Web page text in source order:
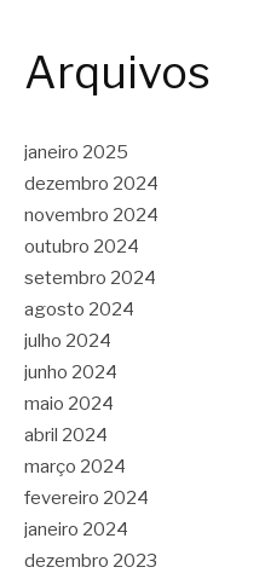
Arquivos
janeiro 2025
dezembro 2024
novembro 2024
outubro 2024
setembro 2024
agosto 2024
julho 2024
junho 2024
maio 2024
abril 2024
março 2024
fevereiro 2024
janeiro 2024
dezembro 2023